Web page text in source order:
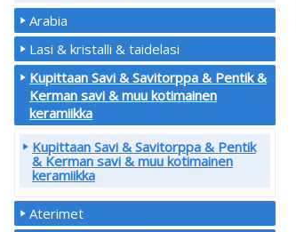
Arabia
Lasi & kristalli & taidelasi
Kupittaan Savi & Savitorppa & Pentik &
Kerman savi & muu kotimainen
keramiikka
Kupittaan Savi & Savitorppa & Pentik
& Kerman savi & muu kotimainen
keramiikka
Aterimet